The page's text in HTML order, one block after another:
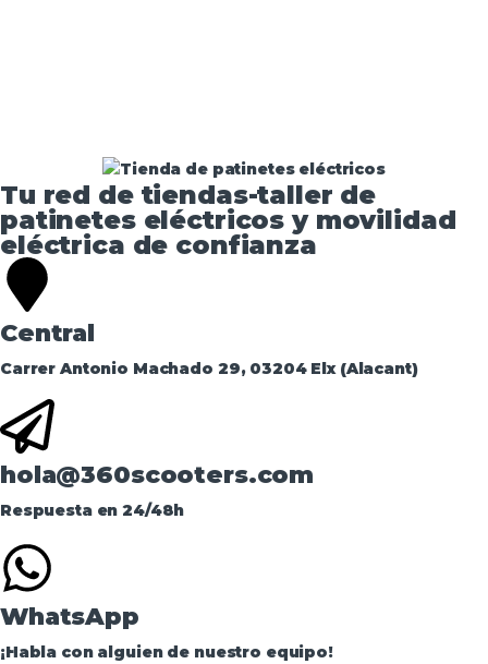
Tu red de tiendas-taller de
patinetes eléctricos y movilidad
eléctrica de confianza​
Central
Carrer Antonio Machado 29, 03204 Elx (Alacant)
hola@360scooters.com
Respuesta en 24/48h
WhatsApp
¡Habla con alguien de nuestro equipo!